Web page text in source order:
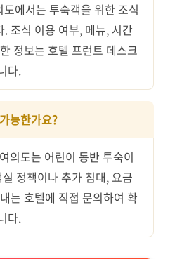
에서는 투숙객을 위한 조식
조식 이용 여부, 메뉴, 시간
정보는 호텔 프런트 데스크
다.
능한가요?
의도는 어린이 동반 투숙이
정책이나 추가 침대, 요금
는 호텔에 직접 문의하여 확
다.